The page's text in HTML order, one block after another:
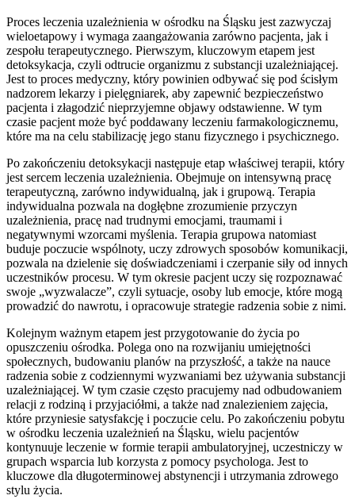
Proces leczenia uzależnienia w ośrodku na Śląsku jest zazwyczaj
wieloetapowy i wymaga zaangażowania zarówno pacjenta, jak i
zespołu terapeutycznego. Pierwszym, kluczowym etapem jest
detoksykacja, czyli odtrucie organizmu z substancji uzależniającej.
Jest to proces medyczny, który powinien odbywać się pod ścisłym
nadzorem lekarzy i pielęgniarek, aby zapewnić bezpieczeństwo
pacjenta i złagodzić nieprzyjemne objawy odstawienne. W tym
czasie pacjent może być poddawany leczeniu farmakologicznemu,
które ma na celu stabilizację jego stanu fizycznego i psychicznego.
Po zakończeniu detoksykacji następuje etap właściwej terapii, który
jest sercem leczenia uzależnienia. Obejmuje on intensywną pracę
terapeutyczną, zarówno indywidualną, jak i grupową. Terapia
indywidualna pozwala na dogłębne zrozumienie przyczyn
uzależnienia, pracę nad trudnymi emocjami, traumami i
negatywnymi wzorcami myślenia. Terapia grupowa natomiast
buduje poczucie wspólnoty, uczy zdrowych sposobów komunikacji,
pozwala na dzielenie się doświadczeniami i czerpanie siły od innych
uczestników procesu. W tym okresie pacjent uczy się rozpoznawać
swoje „wyzwalacze”, czyli sytuacje, osoby lub emocje, które mogą
prowadzić do nawrotu, i opracowuje strategie radzenia sobie z nimi.
Kolejnym ważnym etapem jest przygotowanie do życia po
opuszczeniu ośrodka. Polega ono na rozwijaniu umiejętności
społecznych, budowaniu planów na przyszłość, a także na nauce
radzenia sobie z codziennymi wyzwaniami bez używania substancji
uzależniającej. W tym czasie często pracujemy nad odbudowaniem
relacji z rodziną i przyjaciółmi, a także nad znalezieniem zajęcia,
które przyniesie satysfakcję i poczucie celu. Po zakończeniu pobytu
w ośrodku leczenia uzależnień na Śląsku, wielu pacjentów
kontynuuje leczenie w formie terapii ambulatoryjnej, uczestniczy w
grupach wsparcia lub korzysta z pomocy psychologa. Jest to
kluczowe dla długoterminowej abstynencji i utrzymania zdrowego
stylu życia.